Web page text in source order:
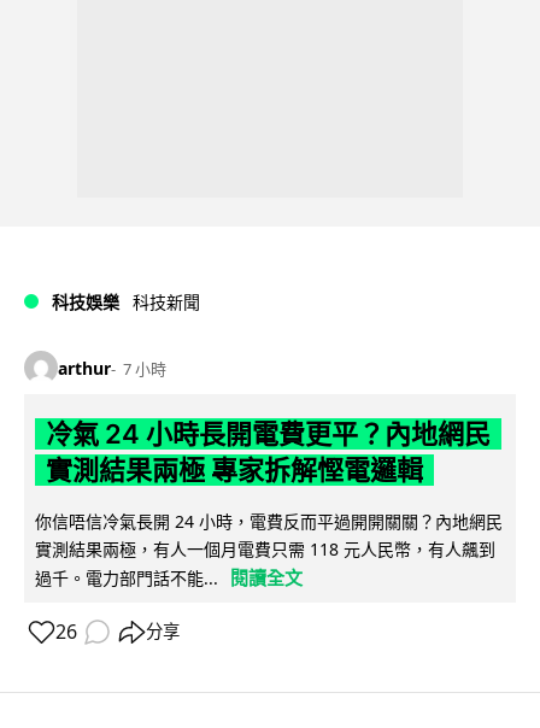
科技娛樂 科技新聞
arthur 7 小時
冷氣 24 小時長開電費更平？內地網民
實測結果兩極 專家拆解慳電邏輯
你信唔信冷氣長開 24 小時，電費反而平過開開關關？內地網民
實測結果兩極，有人一個月電費只需 118 元人民幣，有人飆到
過千。電力部門話不能...
閱讀全文
26 分享